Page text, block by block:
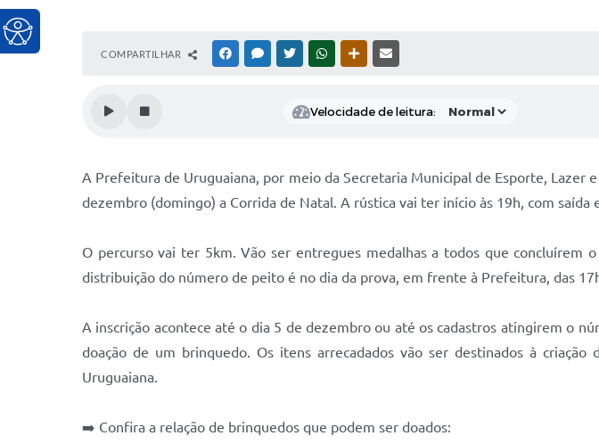
COMPARTILHAR FACEBOOKMESSENGER
TWITTERWHATSAPPOUTRAS MÍDIAS
Velocidade de leitura:
A Prefeitura de Uruguaiana, por meio da Secretaria Municipal de Esporte, Lazer
dezembro (domingo) a Corrida de Natal. A rústica vai ter início às 19h, com
O percurso vai ter 5km. Vão ser entregues medalhas a todos que
distribuição do número de peito é no dia da prova, em frente à Prefeitura, das
A inscrição acontece até o dia 5 de dezembro ou até os cadastros atingirem o
doação de um brinquedo. Os itens arrecadados vão ser destinados à
Uruguaiana.
➡️ Confira a relação de brinquedos que podem ser doados: